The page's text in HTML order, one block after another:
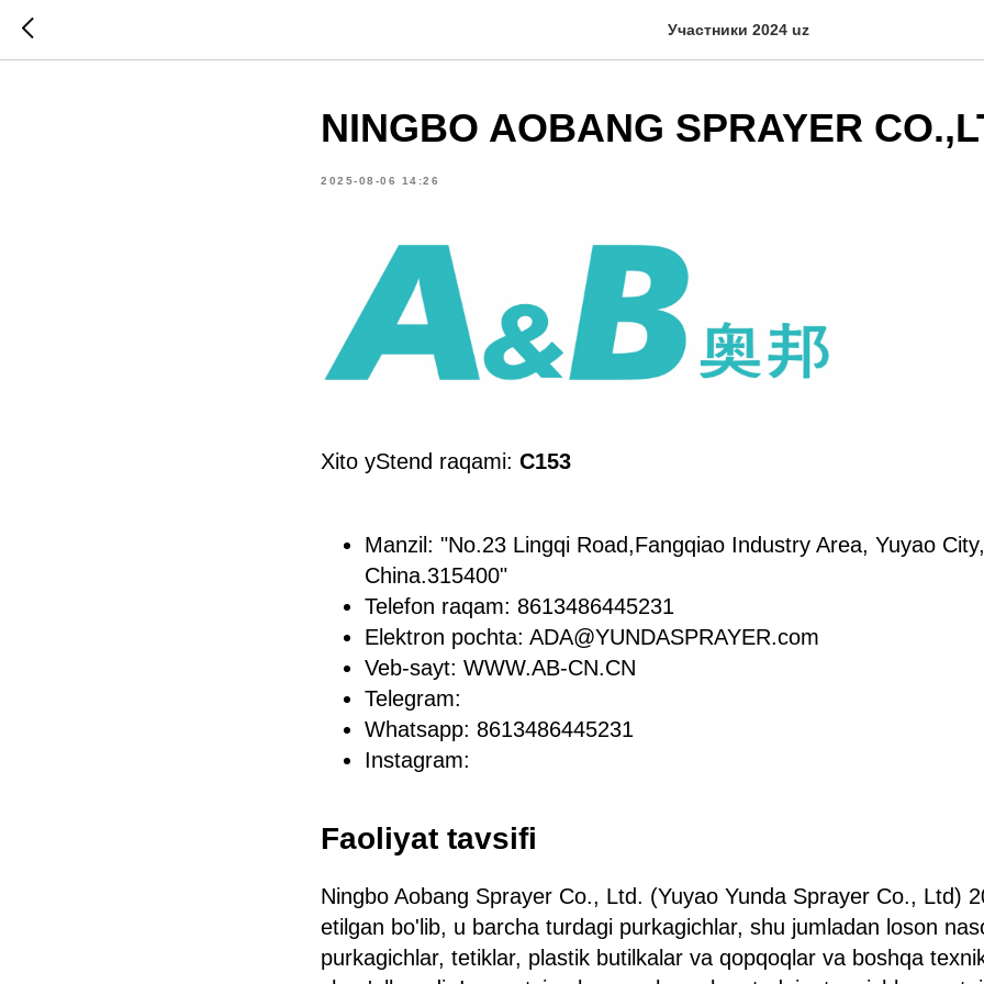
Участники 2024 uz
NINGBO AOBANG SPRAYER
2025-08-06 14:26
Xito yStend raqami: C153
Manzil: "No.23 Lingqi Road,Fangqiao Industry Area, Yuyao
China.315400"
Telefon raqam: 8613486445231
Elektron pochta: ADA@YUNDASPRAYER.com
Veb-sayt: WWW.AB-CN.CN
Telegram:
Whatsapp: 8613486445231
Instagram:
Faoliyat tavsifi
Ningbo Aobang Sprayer Co., Ltd. (Yuyao Yunda Sprayer Co., Ltd)
etilgan bo'lib, u barcha turdagi purkagichlar, shu jumladan loson
purkagichlar, tetiklar, plastik butilkalar va qopqoqlar va boshqa